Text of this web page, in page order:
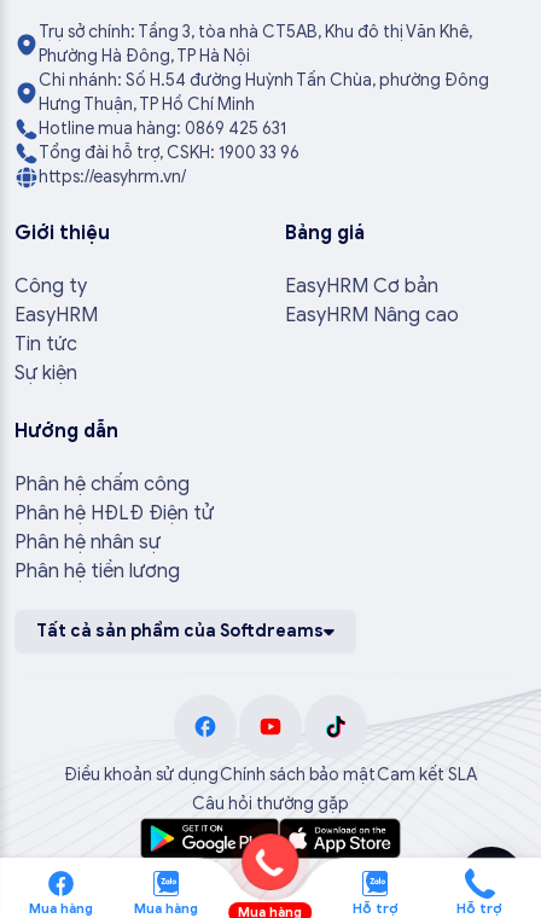
Trụ sở chính: Tầng 3, tòa nhà CT5AB, Khu đô thị Văn Khê,
Phường Hà Đông, TP Hà Nội
Chi nhánh: Số H.54 đường Huỳnh Tấn Chùa, phường Đông
Hưng Thuận, TP Hồ Chí Minh
Hotline mua hàng: 0869 425 631
Tổng đài hỗ trợ, CSKH: 1900 33 96
https://easyhrm.vn/
Giới thiệu
Công ty
EasyHRM
Tin tức
Sự kiện
Bảng giá
EasyHRM Cơ bản
EasyHRM Nâng cao
Hướng dẫn
Phân hệ chấm công
Phân hệ HĐLĐ Điện tử
Phân hệ nhân sự
Phân hệ tiền lương
Tất cả sản phẩm của Softdreams
Điều khoản sử dụngChính sách bảo mậtCam kết SLA
Câu hỏi thường gặp
Mua hàng Mua hàng Mua hàng Hỗ trợ Hỗ trợ